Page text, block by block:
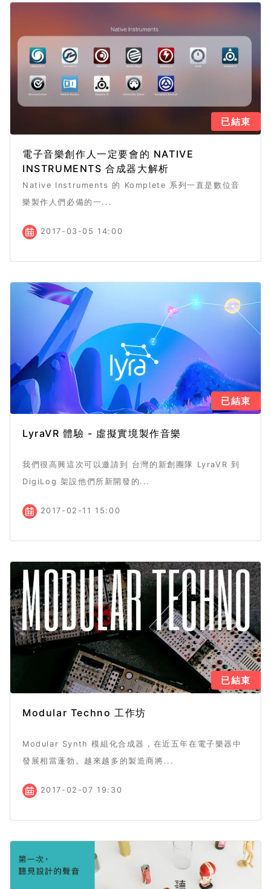
已結束
電子音樂創作人一定要會的 NATIVE
INSTRUMENTS 合成器大解析
Native Instruments 的 Komplete 系列一直是數位音
樂製作人們必備的一...
2017-03-05 14:00
已結束
LyraVR 體驗 - 虛擬實境製作音樂
我們很高興這次可以邀請到 台灣的新創團隊 LyraVR 到
DigiLog 架設他們所新開發的...
2017-02-11 15:00
已結束
Modular Techno 工作坊
Modular Synth 模組化合成器，在近五年在電子樂器中
發展相當蓬勃。越來越多的製造商將...
2017-02-07 19:30